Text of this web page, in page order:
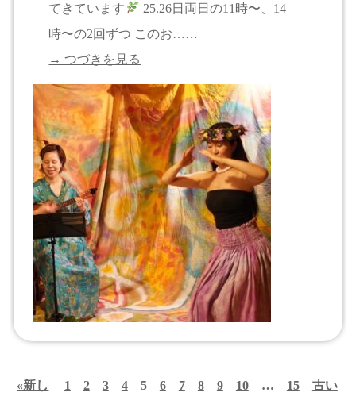
てきています
25.26日両日の11時〜、14
時〜の2回ずつ このお……
→ つづきを見る
投
«新し
1 2 3 4 5 6 7 8 9 10 … 15
古い